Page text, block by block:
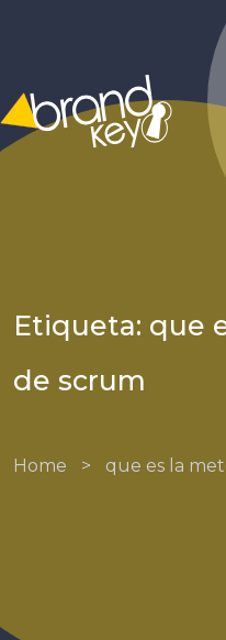
Etiqueta: que
de scrum
Home > que es la